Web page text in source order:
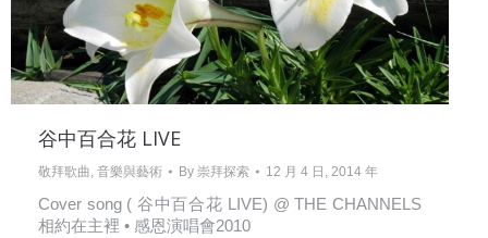
谷中百合花 LIVE
敬拜歌曲, 音樂與藝術 By 崇拜探索 12 月 4 日, 2014 年
Cover song ( 谷中百合花 LIVE) @ THE CHANNELS
相約在主裡 • 感恩演唱會2010